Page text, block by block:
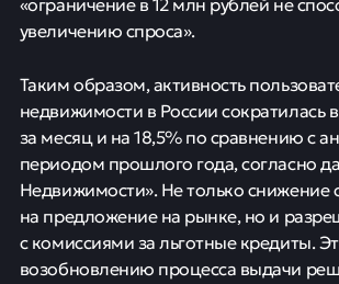
составляет 350 тыс. рублей за
месяц цены выросли на 1,5%. В то же
Петербурге цены на новостройки
0,8%, достигнув 246,5 тыс. рублей.
«Яндекс Недвижимости», крупнейшие
сильно зависят от изменений в
«ограничение в 12 млн рублей не
увеличению спроса».